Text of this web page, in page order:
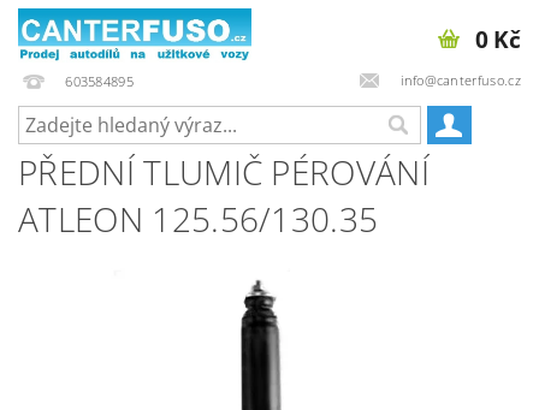
603584895 info@canterfuso.cz
0 Kč
PŘEDNÍ TLUMIČ PÉROVÁNÍ
ATLEON 125.56/130.35